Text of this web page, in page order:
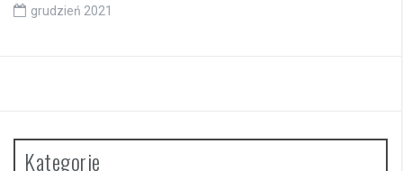
grudzień 2021
Kategorie